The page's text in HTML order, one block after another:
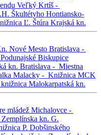
Veľký Krtíš -
Škultétyho Hontiansko-
Ľ. Štúra Krajská kn.
Nové Mesto Bratislava -
Biskupice
kn. Bratislava - Miestna
Malacky - Knižnica MCK
Malokarpatská kn.
mládež Michalovce -
Zemplínska kn. G.
P. Dobšinského